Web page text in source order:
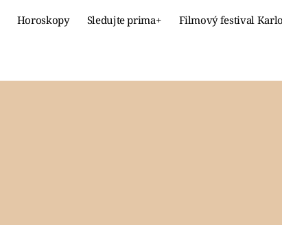
Horoskopy Sledujte prima+ Filmový festival